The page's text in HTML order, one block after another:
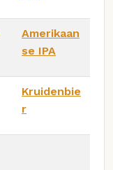
Amerikaan
se IPA
Kruidenbie
r